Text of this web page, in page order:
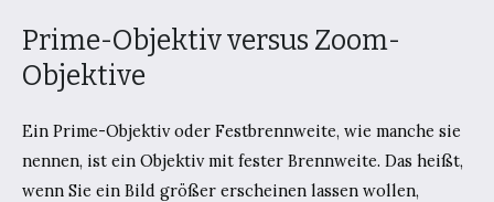
Prime-Objektiv versus Zoom-
Objektive
Ein Prime-Objektiv oder Festbrennweite, wie manche sie
nennen, ist ein Objektiv mit fester Brennweite. Das heißt,
wenn Sie ein Bild größer erscheinen lassen wollen,